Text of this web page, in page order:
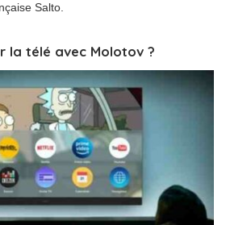
Salto.
la télé avec Molotov ?